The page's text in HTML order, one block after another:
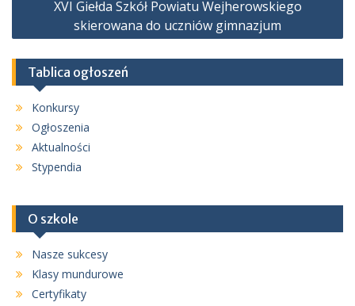
XVI Giełda Szkół Powiatu Wejherowskiego
skierowana do uczniów gimnazjum
Tablica ogłoszeń
Konkursy
Ogłoszenia
Aktualności
Stypendia
O szkole
Nasze sukcesy
Klasy mundurowe
Certyfikaty